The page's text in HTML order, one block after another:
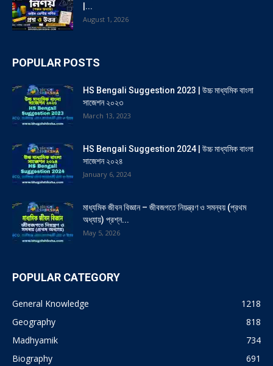
|...
August 1, 2026
POPULAR POSTS
HS Bengali Suggestion 2023 | উচ্চ মাধ্যমিক বাংলা
সাজেশন ২০২৩
March 13, 2023
HS Bengali Suggestion 2024 | উচ্চ মাধ্যমিক বাংলা
সাজেশন ২০২৪
January 6, 2024
মাধ্যমিক জীবন বিজ্ঞান – জীবজগতে নিয়ন্ত্রণ ও সমন্বয় (প্রথম
অধ্যায়) প্রশ্ন...
May 5, 2026
POPULAR CATEGORY
General Knowledge
1218
Geography
818
Madhyamik
734
Biography
691